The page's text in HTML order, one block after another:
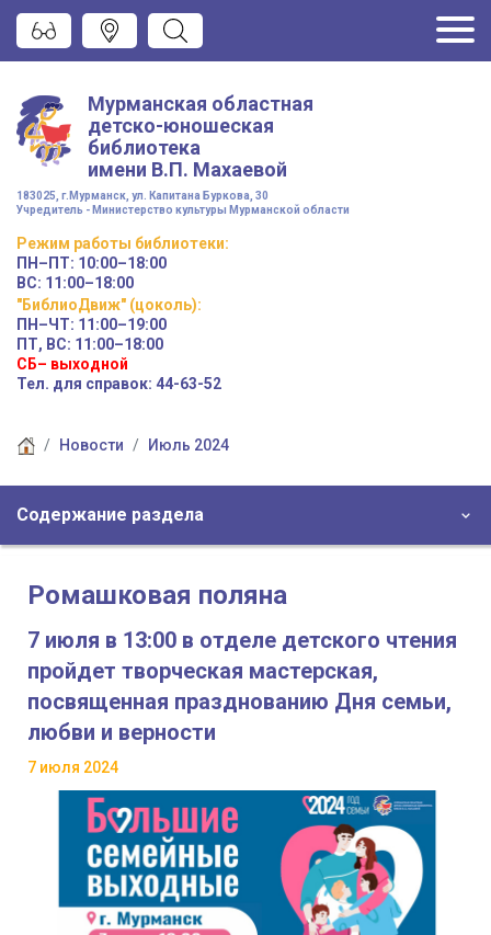
Мурманская областная
детско-юношеская
библиотека
имени В.П. Махаевой
183025, г.Мурманск, ул. Капитана Буркова, 30
Учредитель - Министерство культуры Мурманской области
Режим работы библиотеки:
ПН–ПТ: 10:00–18:00
ВС: 11:00–18:00
"БиблиоДвиж" (цоколь):
ПН–ЧТ: 11:00–19:00
ПТ, ВС: 11:00–18:00
СБ– выходной
Тел. для справок: 44-63-52
Новости Июль 2024
Содержание раздела
Ромашковая поляна
7 июля в 13:00 в отделе детского чтения
пройдет творческая мастерская,
посвященная празднованию Дня семьи,
любви и верности
7 июля 2024